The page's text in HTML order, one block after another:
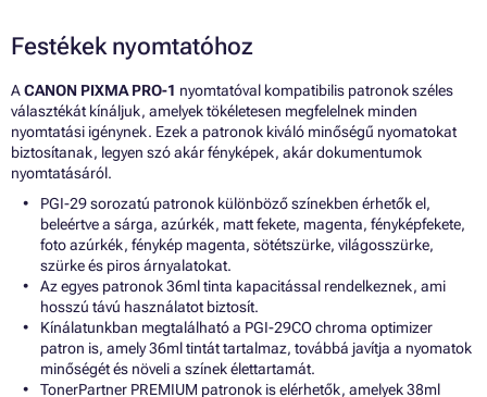
Festékek nyomtatóhoz
ACANON PIXMA PRO-1 nyomtatóval kompatibilis patronok széles
választékát kínáljuk, amelyek tökéletesen megfelelnek minden
nyomtatási igénynek. Ezek a patronok kiváló minőségű nyomatokat
biztosítanak, legyen szó akár fényképek, akár dokumentumok
nyomtatásáról.
PGI-29 sorozatú patronok különböző színekben érhetők el,
beleértve a sárga, azúrkék, matt fekete, magenta, fényképfekete,
foto azúrkék, fénykép magenta, sötétszürke, világosszürke,
szürke és piros árnyalatokat.
Az egyes patronok 36ml tinta kapacitással rendelkeznek, ami
hosszú távú használatot biztosít.
Kínálatunkban megtalálható a PGI-29CO chroma optimizer
patron is, amely 36ml tintát tartalmaz, továbbá javítja a nyomatok
minőségét és növeli a színek élettartamát.
TonerPartner PREMIUM patronok is elérhetők, amelyek 38ml